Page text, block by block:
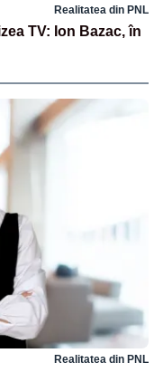
Realitatea din PNL
TV: Ion Bazac, în
Realitatea din PNL